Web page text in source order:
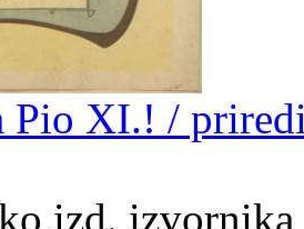
Pio XI.! /
izd.